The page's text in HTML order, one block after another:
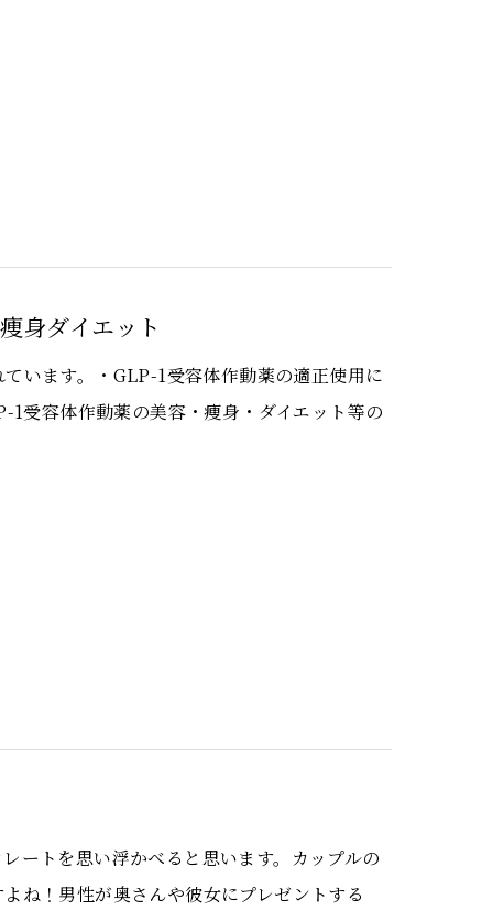
身ダイエット
います。・GLP-1受容体作動薬の適正使用に
受容体作動薬の美容・痩身・ダイエット等の
ートを思い浮かべると思います。カップルの
ね！男性が奥さんや彼女にプレゼントする